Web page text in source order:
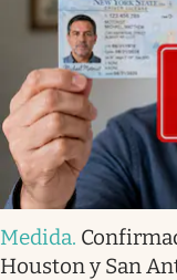
Medida.
Houston y San